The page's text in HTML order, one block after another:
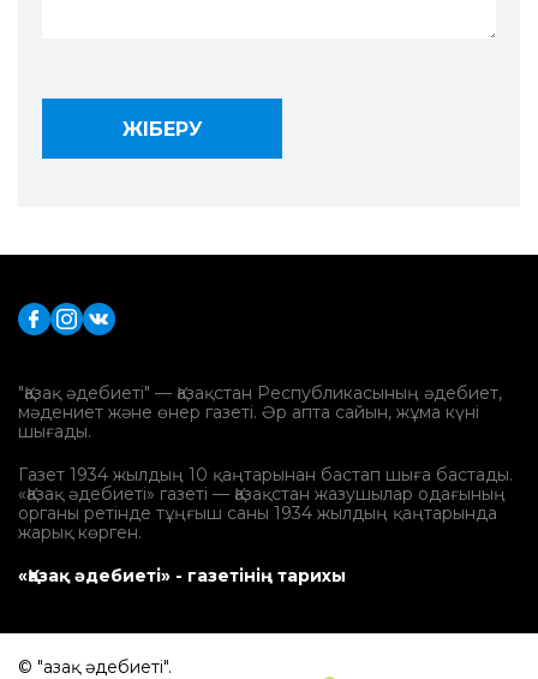
"Қазақ әдебиеті" — Қазақстан Республикасының әдебиет,
мәдениет және өнер газеті. Әр апта сайын, жұма күні
шығады.
Газет 1934 жылдың 10 қаңтарынан бастап шыға бастады.
«Қазақ әдебиеті» газеті — Қазақстан жазушылар одағының
органы ретінде тұңғыш саны 1934 жылдың қаңтарында
жарық көрген.
«Қазақ әдебиеті» - газетінің тарихы
© "Қазақ әдебиеті".